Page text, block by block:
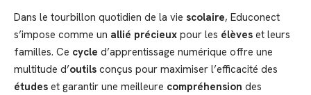
Dans le tourbillon quotidien de la vie scolaire, Educonect
s’impose comme un allié précieux pour les élèves et leurs
familles. Ce cycle d’apprentissage numérique offre une
multitude d’outils conçus pour maximiser l’efficacité des
études et garantir une meilleure compréhension des